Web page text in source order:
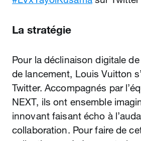
La stratégie
Pour la déclinaison digitale
de lancement, Louis Vuitton
Twitter. Accompagnés par
NEXT, ils ont ensemble
innovant faisant écho à
collaboration. Pour faire de